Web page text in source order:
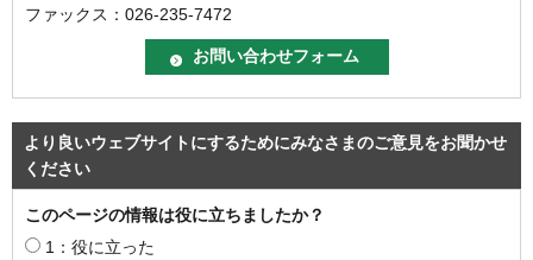
ファックス：026-235-7472
より良いウェブサイトにするためにみなさまのご意見をお聞かせ
ください
このページの情報は役に立ちましたか？
1：役に立った